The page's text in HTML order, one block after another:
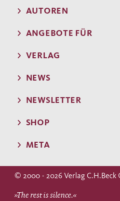
AUTOREN
ANGEBOTE FÜR
VERLAG
NEWS
NEWSLETTER
SHOP
META
© 2000 - 2026 Verlag C.H.Beck
»The rest is silence.«